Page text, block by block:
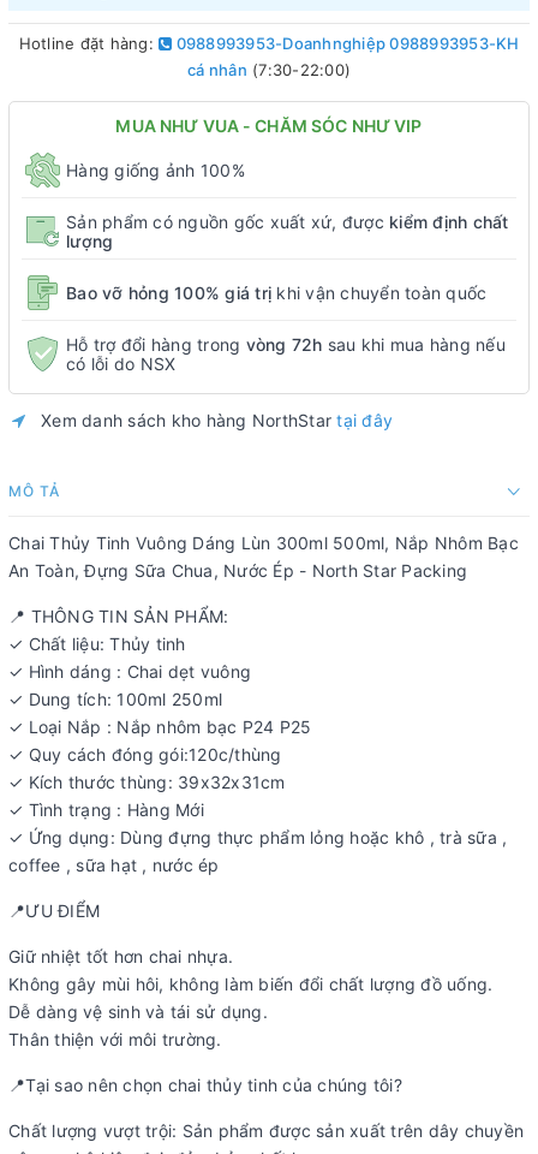
Hotline đặt hàng:
0988993953-Doanhnghiệp 0988993953-KH
cá nhân (7:30-22:00)
MUA NHƯ VUA - CHĂM SÓC NHƯ VIP
Hàng giống ảnh 100%
Sản phẩm có nguồn gốc xuất xứ, được kiểm định chất
lượng
Bao vỡ hỏng 100% giá trị khi vận chuyển toàn quốc
Hỗ trợ đổi hàng trong vòng 72h sau khi mua hàng nếu
có lỗi do NSX
Xem danh sách kho hàng NorthStartại đây
MÔ TẢ
Chai Thủy Tinh Vuông Dáng Lùn 300ml 500ml, Nắp Nhôm Bạc
An Toàn, Đựng Sữa Chua, Nước Ép - North Star Packing
📍 THÔNG TIN SẢN PHẨM:
✓ Chất liệu: Thủy tinh
✓ Hình dáng : Chai dẹt vuông
✓ Dung tích: 100ml 250ml
✓ Loại Nắp : Nắp nhôm bạc P24 P25
✓ Quy cách đóng gói:120c/thùng
✓ Kích thước thùng: 39x32x31cm
✓ Tình trạng : Hàng Mới
✓ Ứng dụng: Dùng đựng thực phẩm lỏng hoặc khô , trà sữa ,
coffee , sữa hạt , nước ép
📍ƯU ĐIỂM
Giữ nhiệt tốt hơn chai nhựa.
Không gây mùi hôi, không làm biến đổi chất lượng đồ uống.
Dễ dàng vệ sinh và tái sử dụng.
Thân thiện với môi trường.
📍Tại sao nên chọn chai thủy tinh của chúng tôi?
Chất lượng vượt trội: Sản phẩm được sản xuất trên dây chuyền